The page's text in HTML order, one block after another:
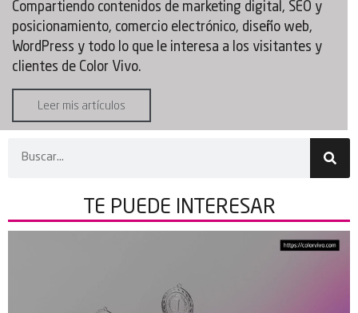
Compartiendo contenidos de marketing digital, SEO y
posicionamiento, comercio electrónico, diseño web,
WordPress y todo lo que le interesa a los visitantes y
clientes de Color Vivo.
Leer mis artículos
TE PUEDE INTERESAR